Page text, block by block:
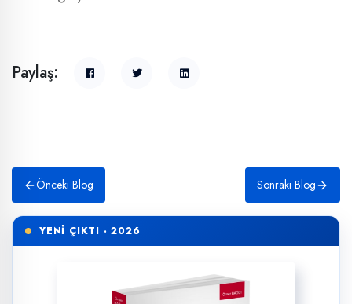
Paylaş:
Önceki Blog Sonraki Blog
YENİ ÇIKTI · 2026